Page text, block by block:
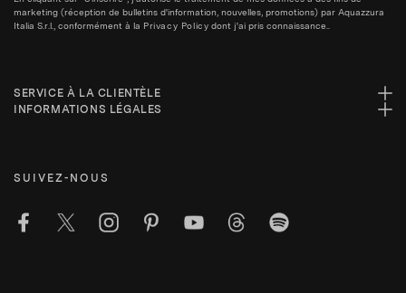
marketing (réception de bulletins d'information, nouvelles, promotions) par Aquazzura
Italia S.r.l., conformément à la Privacy Policy dont j'ai pris connaissance..
SERVICE À LA CLIENTÈLE
INFORMATIONS LÉGALES
SUIVEZ-NOUS